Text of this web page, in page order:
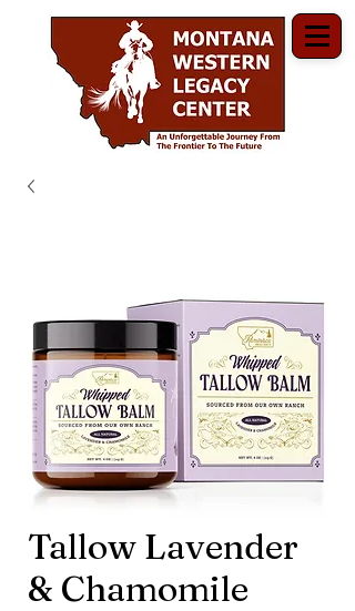
Tallow Lavender
& Chamomile